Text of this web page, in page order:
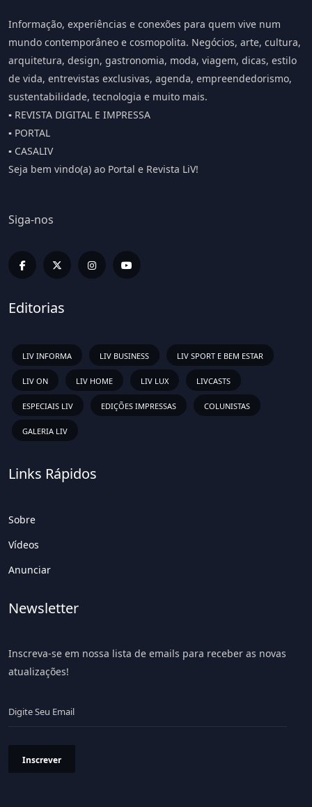
Informação, experiências e conexões para quem vive num
mundo contemporâneo e cosmopolita. Negócios, arte, cultura,
arquitetura, design, gastronomia, moda, viagem, dicas, estilo
de vida, entrevistas exclusivas, agenda, empreendedorismo,
sustentabilidade, tecnologia e muito mais.
▪️ REVISTA DIGITAL E IMPRESSA
▪️ PORTAL
▪️ CASALIV
Seja bem vindo(a) ao Portal e Revista LiV!
Siga-nos
Editorias
LIV INFORMA LIV BUSINESS LIV SPORT E BEM ESTAR
LIV ON LIV HOME LIV LUX LIVCASTS
ESPECIAIS LIV EDIÇÕES IMPRESSAS COLUNISTAS
GALERIA LIV
Links Rápidos
Sobre
Vídeos
Anunciar
Newsletter
Inscreva-se em nossa lista de emails para receber as novas
atualizações!
Inscrever